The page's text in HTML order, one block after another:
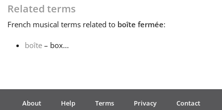
Related terms
French musical terms related to boîte fermée:
boîte – box...
About Help Terms Privacy Contact